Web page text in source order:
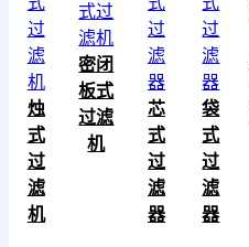
烛
式
过
滤
机
密闭
板式
过滤
机
芯
式
过
滤
器
袋
式
过
滤
器